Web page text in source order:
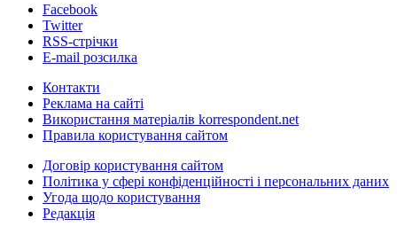
Facebook
Twitter
RSS-стрічки
E-mail розсилка
Контакти
Реклама на сайті
Використання матеріалів korrespondent.net
Правила користування сайтом
Договір користування сайтом
Політика у сфері конфіденційності і персональних даних
Угода щодо користування
Редакція